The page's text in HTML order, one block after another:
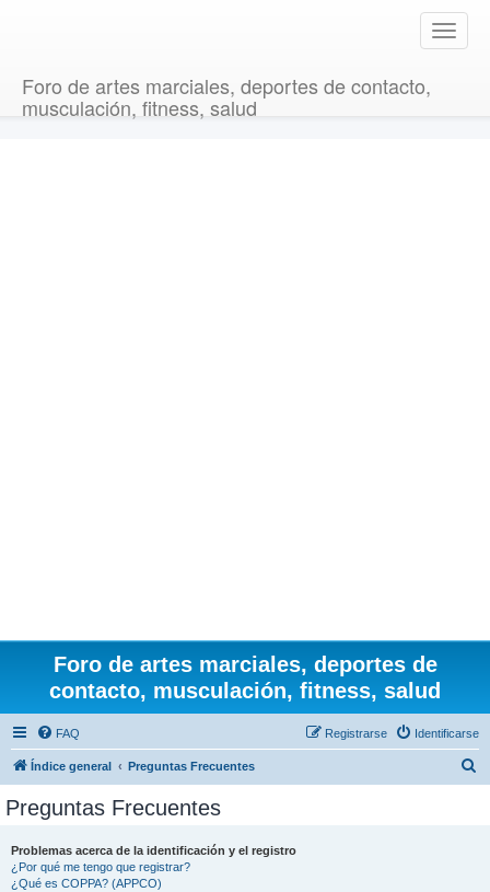
T
o
Foro de artes marciales, deportes de contacto,
musculación, fitness, salud
Foro de artes marciales, deportes de
contacto, musculación, fitness, salud
FAQ Identificarse
Registrarse
Índice general Preguntas Frecuentes
Preguntas Frecuentes
Problemas acerca de la identificación y el registro
¿Por qué me tengo que registrar?
¿Qué es COPPA? (APPCO)